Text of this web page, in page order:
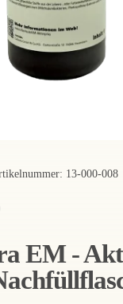
13-000-008
EM -